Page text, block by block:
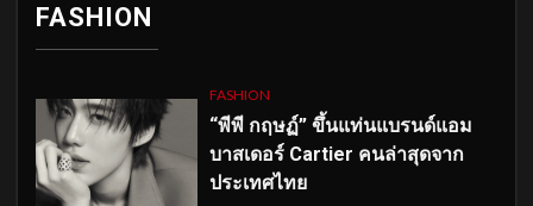
FASHION
FASHION
“พีพี กฤษฏ์” ขึ้นแท่นแบรนด์แอม
บาสเดอร์ Cartier คนล่าสุดจาก
ประเทศไทย